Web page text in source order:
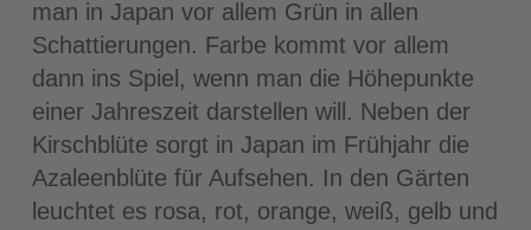
man in Japan vor allem Grün in allen
Schattierungen. Farbe kommt vor allem
dann ins Spiel, wenn man die Höhepunkte
einer Jahreszeit darstellen will. Neben der
Kirschblüte sorgt in Japan im Frühjahr die
Azaleenblüte für Aufsehen. In den Gärten
leuchtet es rosa, rot, orange, weiß, gelb und